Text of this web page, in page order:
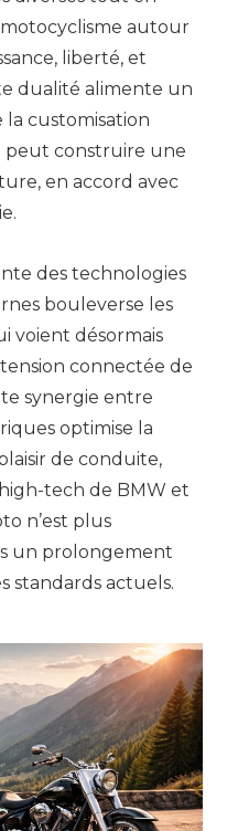
autour
liberté, et
dualité alimente un
customisation
peut construire une
en accord avec
des technologies
bouleverse les
voient désormais
connectée de
synergie entre
optimise la
de conduite,
tech de BMW et
n’est plus
un prolongement
standards actuels.